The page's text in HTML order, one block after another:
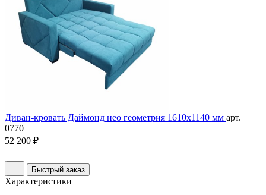
Диван-кровать Даймонд нео геометрия 1610х1140 мм арт.
0770
52 200 ₽
Быстрый заказ
Характеристики